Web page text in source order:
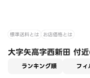
標準送料とは お店価格とは
大字矢高字西新田 付
ランキング順 フィ